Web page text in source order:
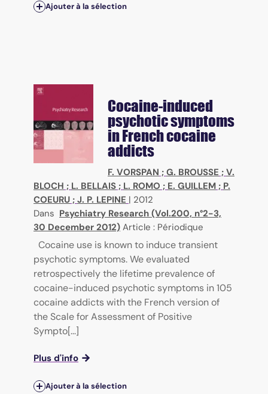
Ajouter à la sélection
Cocaine-induced
psychotic symptoms
in French cocaine
addicts
F. VORSPAN ; G. BROUSSE ; V.
BLOCH ; L. BELLAIS ; L. ROMO ; E. GUILLEM ; P.
COEURU ; J. P. LEPINE | 2012
Dans Psychiatry Research (Vol.200, n°2-3,
30 December 2012) Article : Périodique
Cocaine use is known to induce transient
psychotic symptoms. We evaluated
retrospectively the lifetime prevalence of
cocaine-induced psychotic symptoms in 105
cocaine addicts with the French version of
the Scale for Assessment of Positive
Sympto[...]
Plus d'info
Ajouter à la sélection